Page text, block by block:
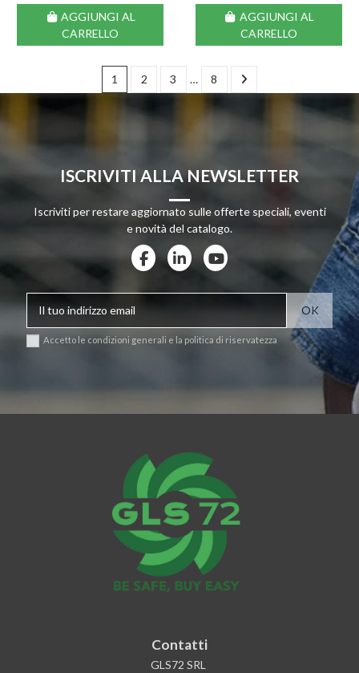
AGGIUNGI AL
CARRELLO
AGGIUNGI AL
CARRELLO
1 2 3 … 8
ISCRIVITI ALLA NEWSLETTER
Iscriviti per restare aggiornato sulle offerte speciali, eventi
e novità del catalogo.
Accetto le condizioni generali e la politica di riservatezza
Contatti
GLS72 SRL